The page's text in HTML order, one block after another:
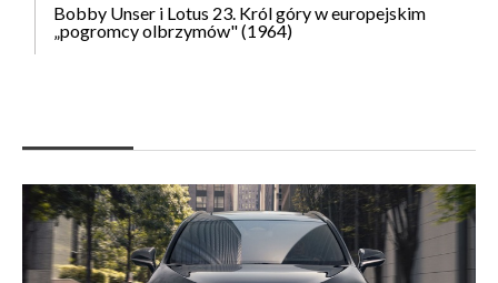
Bobby Unser i Lotus 23. Król góry w europejskim
„pogromcy olbrzymów" (1964)